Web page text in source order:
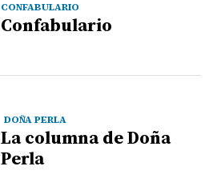
CONFABULARIO
Confabulario
DOÑA PERLA
La columna de Doña
Perla